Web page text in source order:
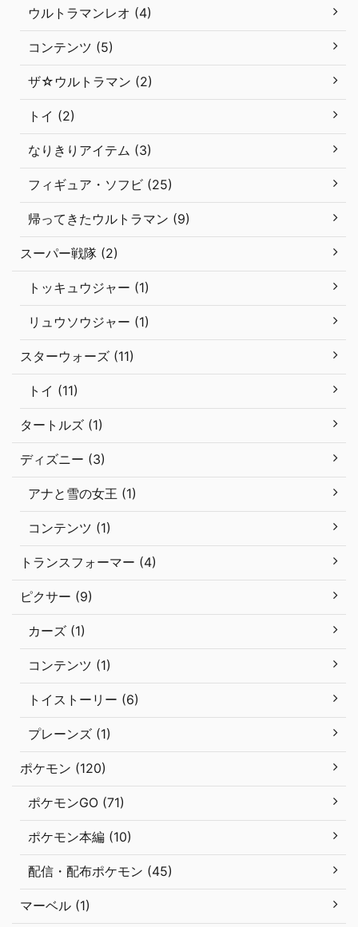
ウルトラマンレオ (4)
コンテンツ (5)
ザ☆ウルトラマン (2)
トイ (2)
なりきりアイテム (3)
フィギュア・ソフビ (25)
帰ってきたウルトラマン (9)
スーパー戦隊 (2)
トッキュウジャー (1)
リュウソウジャー (1)
スターウォーズ (11)
トイ (11)
タートルズ (1)
ディズニー (3)
アナと雪の女王 (1)
コンテンツ (1)
トランスフォーマー (4)
ピクサー (9)
カーズ (1)
コンテンツ (1)
トイストーリー (6)
プレーンズ (1)
ポケモン (120)
ポケモンGO (71)
ポケモン本編 (10)
配信・配布ポケモン (45)
マーベル (1)